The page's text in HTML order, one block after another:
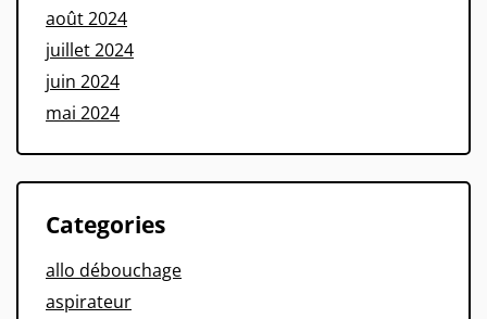
août 2024
juillet 2024
juin 2024
mai 2024
Categories
allo débouchage
aspirateur